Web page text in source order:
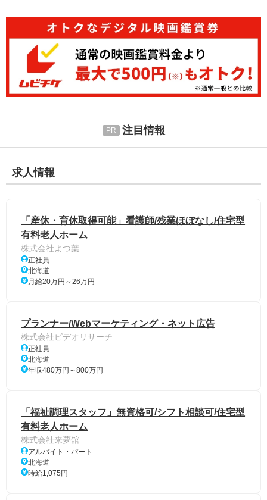
注目情報
求人情報
「産休・育休取得可能」看護師/残業ほぼなし/住宅型
有料老人ホーム
株式会社よつ葉
正社員
北海道
月給20万円～26万円
プランナー/Webマーケティング・ネット広告
株式会社ビデオリサーチ
正社員
北海道
年収480万円～800万円
「福祉調理スタッフ」無資格可/シフト相談可/住宅型
有料老人ホーム
株式会社来夢舘
アルバイト・パート
北海道
時給1,075円